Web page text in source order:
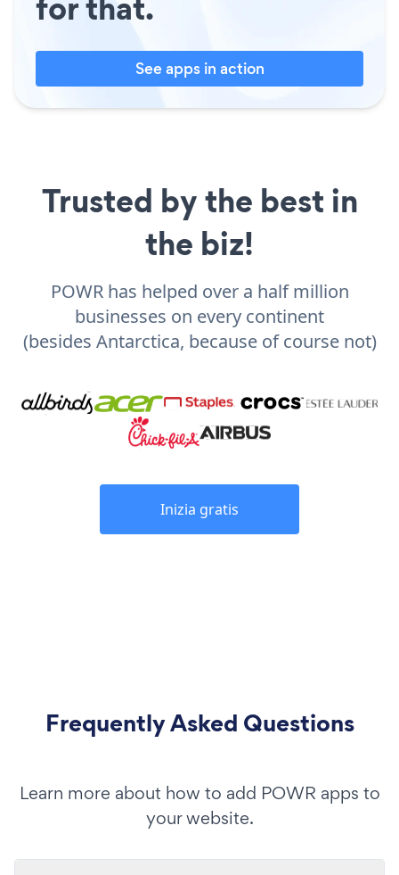
See apps in action
Trusted by the best in
the biz!
POWR has helped over a half million
businesses on every continent
(besides Antarctica, because of course not)
Inizia gratis
Frequently Asked Questions
Learn more about how to add POWR apps to
your website.